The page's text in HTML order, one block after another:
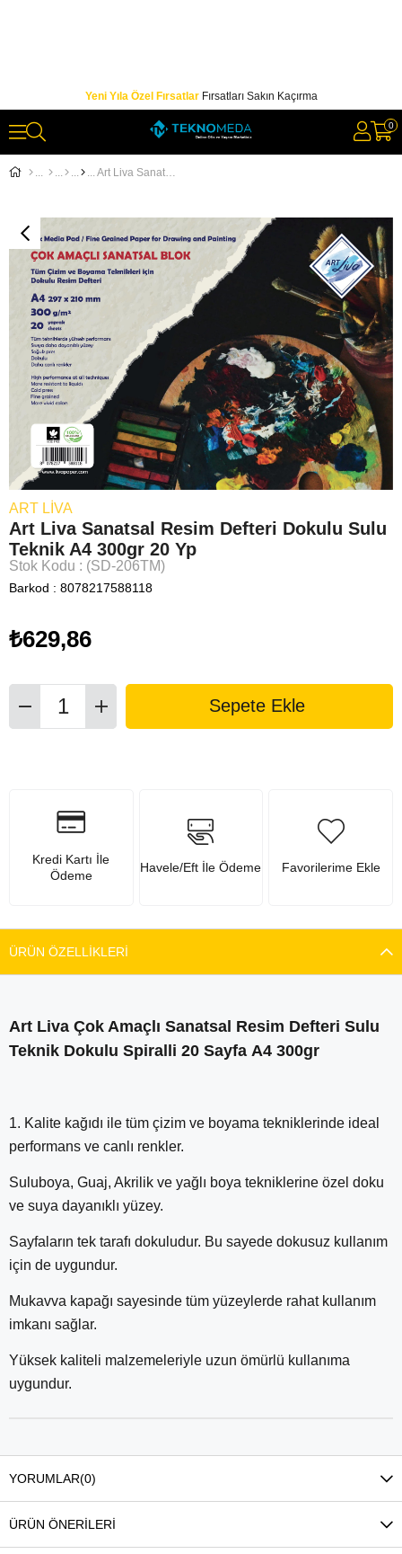
Yeni Yıla Özel FırsatlarFırsatları Sakın Kaçırma
0
Art Liva Sanatsal Resim Defteri Dokulu Sulu Teknik A4 300gr 20 Yp
ART LIVA
Art Liva Sanatsal Resim Defteri Dokulu Sulu
Teknik A4 300gr 20 Yp
Stok Kodu (SD-206TM)
Barkod : 8078217588118
₺629,86
Kredi Kartı İle
Ödeme
Havele/Eft İle Ödeme Favorilerime Ekle
ÜRÜN ÖZELLIKLERI
Art Liva Çok Amaçlı Sanatsal Resim Defteri Sulu
Teknik Dokulu Spiralli 20 Sayfa A4 300gr
1. Kalite kağıdı ile tüm çizim ve boyama tekniklerinde ideal
performans ve canlı renkler.
Suluboya, Guaj, Akrilik ve yağlı boya tekniklerine özel doku
ve suya dayanıklı yüzey.
Sayfaların tek tarafı dokuludur. Bu sayede dokusuz kullanım
için de uygundur.
Mukavva kapağı sayesinde tüm yüzeylerde rahat kullanım
imkanı sağlar.
Yüksek kaliteli malzemeleriyle uzun ömürlü kullanıma
uygundur.
YORUMLAR(0)
ÜRÜN ÖNERILERI